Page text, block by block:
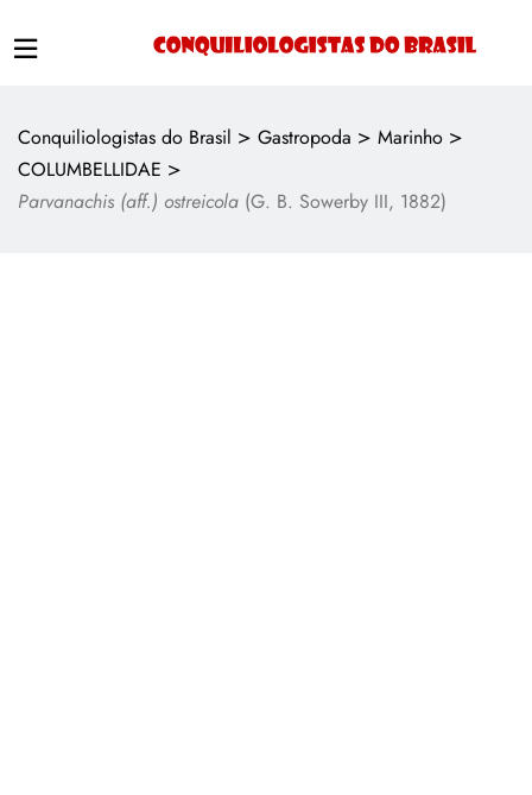
Conquiliologistas do Brasil > Gastropoda > Marinho >
COLUMBELLIDAE >
Parvanachis (aff.) ostreicola (G. B. Sowerby III, 1882)